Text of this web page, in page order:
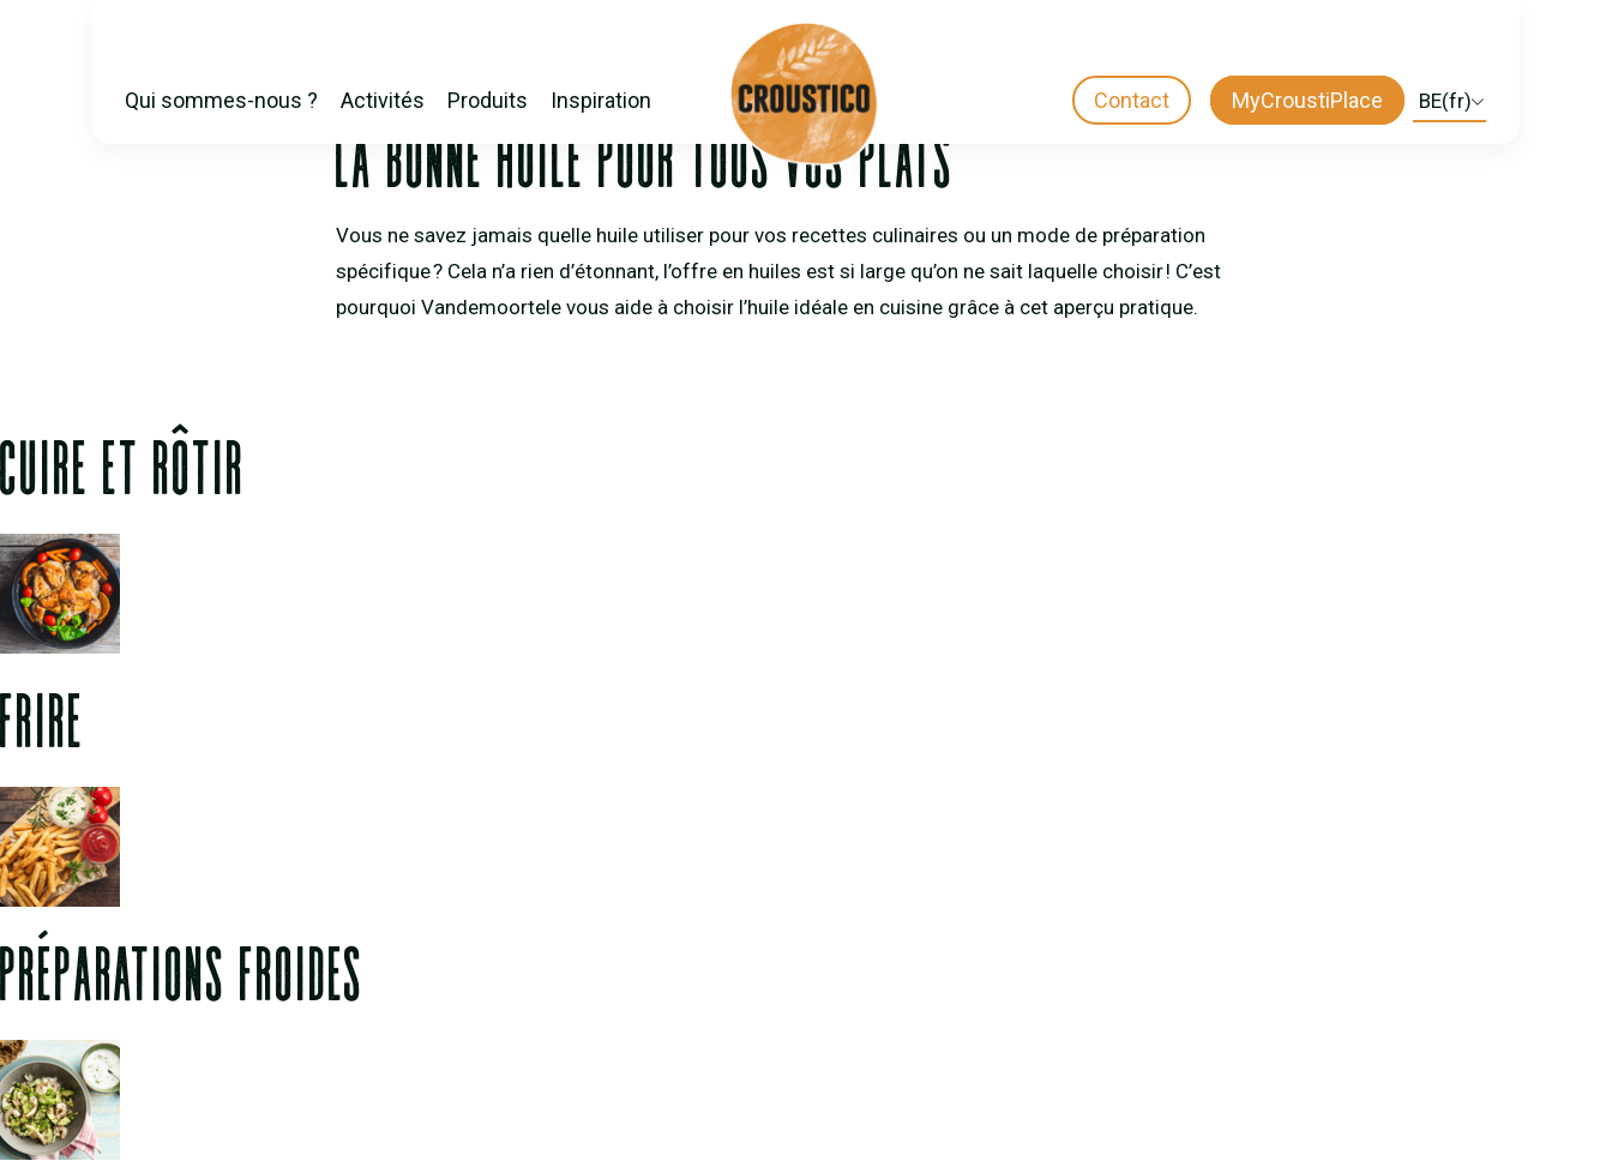
MAIN
Qui sommes-nous ? Activités Produits Inspiration
CTA
MENU
Contact MyCroustiPlace
Select
OLIEWIJZER INTRO FR (DO NOT DELETE)!
LA BONNE HUILE POUR TOUS VOS PLATS
Vous ne savez jamais quelle huile utiliser pour vos recettes culinaires ou un mode de préparation
spécifique ? Cela n’a rien d’étonnant, l’offre en huiles est si large qu’on ne sait laquelle choisir ! C’est
pourquoi Vandemoortele vous aide à choisir l’huile idéale en cuisine grâce à cet aperçu pratique.
CUIRE ET RÔTIR
FRIRE
PRÉPARATIONS FROIDES